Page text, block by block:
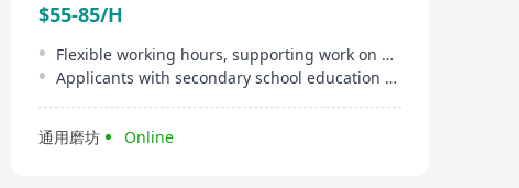
$55-85/H
Flexible working hours, supporting work on public holidays
Applicants with secondary school education are eligible
通用磨坊 Online